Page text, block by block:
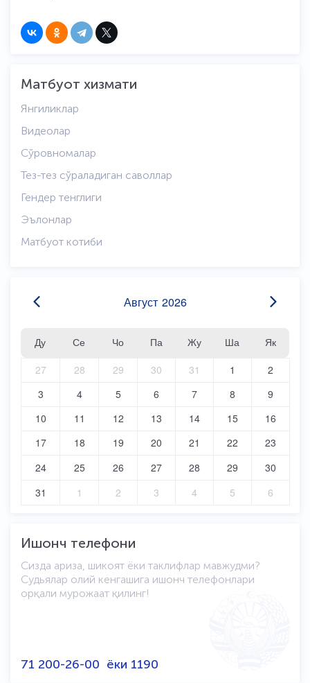
Матбуот хизмати
Янгиликлар
Видеолар
Сўровномалар
Тез-тез сўраладиган саволлар
Гендер тенглиги
Эълонлар
Матбуот котиби
Август 2026
Ду Се Чо Па Жу Ша
Як
27
28 29 30 31 1
2
3
4 5 6 7 8
9
10
11 12 13 14 15
16
17
18 19 20 21 22
23
24
25 26 27 28 29
30
31
1 2 3 4 5 6
Ишонч телефони
Сизда ариза, шикоят ёки таклифлар мавжудми?
Судьялар олий кенгашига ишонч телефонлари
орқали мурожаат қилинг!
71 200-26-00 ёки 1190